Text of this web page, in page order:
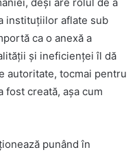
deși are rolul de a
instituțiilor aflate sub
ca o anexă a
și ineficienței îl dă
autoritate, tocmai pentru
fost creată, așa cum
punând în